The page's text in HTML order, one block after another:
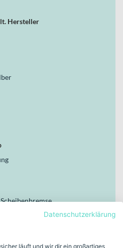
Hersteller
Datenschutzerklärung
läuft und wir dir ein großartiges